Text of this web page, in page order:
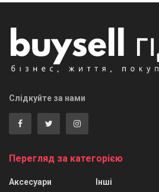
Слідкуйте за нами
Перегляд за категорією
Аксесуари
Інші